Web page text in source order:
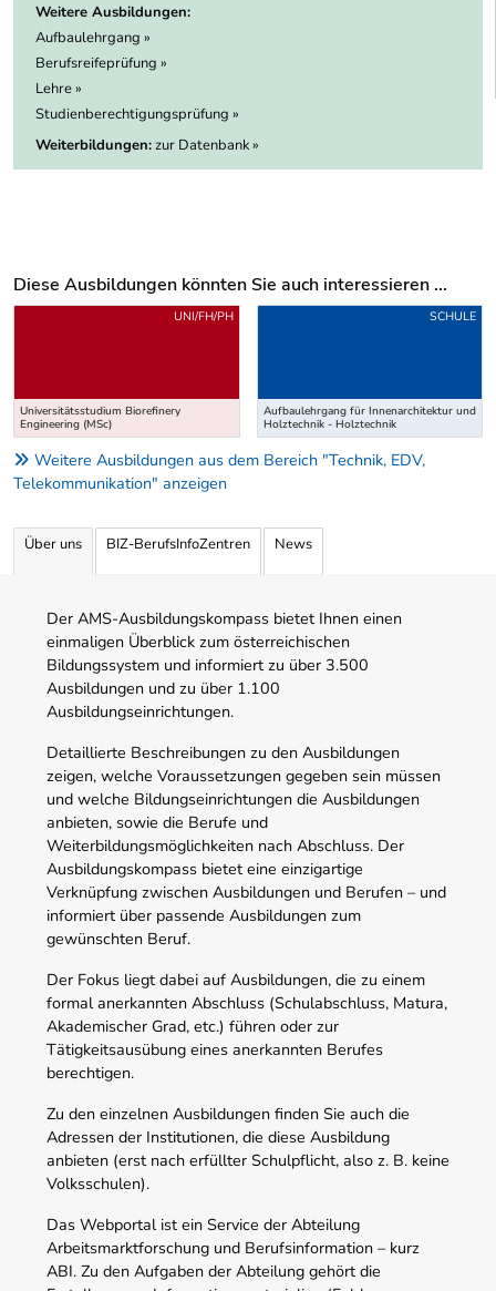
Weitere Ausbildungen:
Aufbaulehrgang »
Berufsreifeprüfung »
Lehre »
Studienberechtigungsprüfung »
Weiterbildungen:zur Datenbank »
Diese Ausbildungen könnten Sie auch interessieren ...
Uber weitere Ausbildungsvorschläge
Universitätsstudium Biorefinery
Engineering (MSc)
UNI/FH/PH
Aufbaulehrgang für Innenarchitektur und
Holztechnik - Holztechnik
SCHULE
Weitere Ausbildungen aus dem Bereich "Technik, EDV,
Telekommunikation" anzeigen
Über uns BIZ-BerufsInfoZentren News
Der AMS-Ausbildungskompass bietet Ihnen einen
einmaligen Überblick zum österreichischen
Bildungssystem und informiert zu über 3.500
Ausbildungen und zu über 1.100
Ausbildungseinrichtungen.
Detaillierte Beschreibungen zu den Ausbildungen
zeigen, welche Voraussetzungen gegeben sein müssen
und welche Bildungseinrichtungen die Ausbildungen
anbieten, sowie die Berufe und
Weiterbildungsmöglichkeiten nach Abschluss. Der
Ausbildungskompass bietet eine einzigartige
Verknüpfung zwischen Ausbildungen und Berufen – und
informiert über passende Ausbildungen zum
gewünschten Beruf.
Der Fokus liegt dabei auf Ausbildungen, die zu einem
formal anerkannten Abschluss (Schulabschluss, Matura,
Akademischer Grad, etc.) führen oder zur
Tätigkeitsausübung eines anerkannten Berufes
berechtigen.
Zu den einzelnen Ausbildungen finden Sie auch die
Adressen der Institutionen, die diese Ausbildung
anbieten (erst nach erfüllter Schulpflicht, also z. B. keine
Volksschulen).
Das Webportal ist ein Service der Abteilung
Arbeitsmarktforschung und Berufsinformation – kurz
ABI. Zu den Aufgaben der Abteilung gehört die